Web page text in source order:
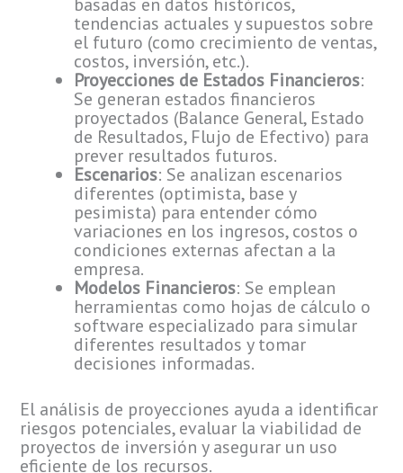
tendencias actuales y supuestos sobre
el futuro (como crecimiento de ventas,
costos, inversión, etc.).
Proyecciones de Estados Financieros:
Se generan estados financieros
proyectados (Balance General, Estado
de Resultados, Flujo de Efectivo) para
prever resultados futuros.
Escenarios: Se analizan escenarios
diferentes (optimista, base y
pesimista) para entender cómo
variaciones en los ingresos, costos o
condiciones externas afectan a la
empresa.
Modelos Financieros: Se emplean
herramientas como hojas de cálculo o
software especializado para simular
diferentes resultados y tomar
decisiones informadas.
El análisis de proyecciones ayuda a identificar
riesgos potenciales, evaluar la viabilidad de
proyectos de inversión y asegurar un uso
eficiente de los recursos.